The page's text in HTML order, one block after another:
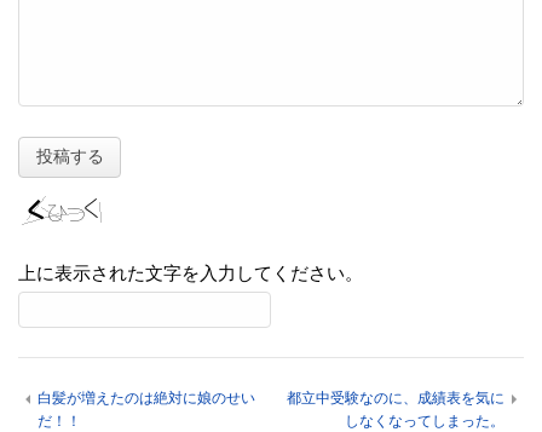
上に表示された文字を入力してください。
白髪が増えたのは絶対に娘のせい
だ！！
都立中受験なのに、成績表を気に
しなくなってしまった。